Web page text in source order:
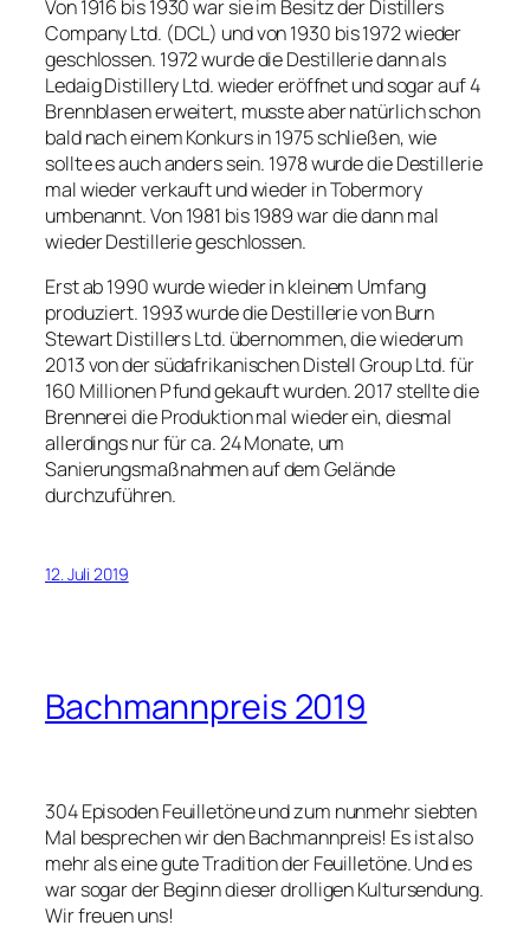
Von 1916 bis 1930 war sie im Besitz der Distillers
Company Ltd. (DCL) und von 1930 bis 1972 wieder
geschlossen. 1972 wurde die Destillerie dann als
Ledaig Distillery Ltd. wieder eröffnet und sogar auf 4
Brennblasen erweitert, musste aber natürlich schon
bald nach einem Konkurs in 1975 schließen, wie
sollte es auch anders sein. 1978 wurde die Destillerie
mal wieder verkauft und wieder in Tobermory
umbenannt. Von 1981 bis 1989 war die dann mal
wieder Destillerie geschlossen.
Erst ab 1990 wurde wieder in kleinem Umfang
produziert. 1993 wurde die Destillerie von Burn
Stewart Distillers Ltd. übernommen, die wiederum
2013 von der südafrikanischen Distell Group Ltd. für
160 Millionen Pfund gekauft wurden. 2017 stellte die
Brennerei die Produktion mal wieder ein, diesmal
allerdings nur für ca. 24 Monate, um
Sanierungsmaßnahmen auf dem Gelände
durchzuführen.
12. Juli 2019
Bachmannpreis 2019
304 Episoden Feuilletöne und zum nunmehr siebten
Mal besprechen wir den Bachmannpreis! Es ist also
mehr als eine gute Tradition der Feuilletöne. Und es
war sogar der Beginn dieser drolligen Kultursendung.
Wir freuen uns!